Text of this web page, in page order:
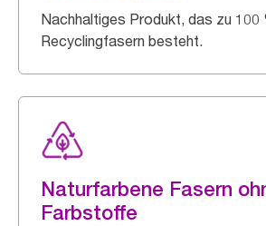
Nachhaltiges Produkt, das zu 100
Recyclingfasern besteht.
Naturfarbene Fasern
Farbstoffe